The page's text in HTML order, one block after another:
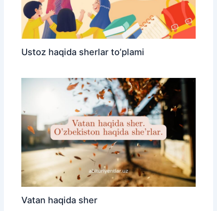
Ustoz haqida sherlar to’plami
Vatan haqida sher